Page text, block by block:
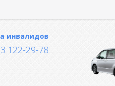
инвалидов
122-29-78